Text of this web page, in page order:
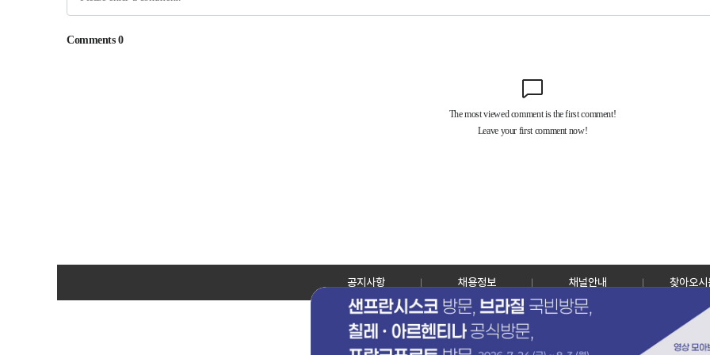
공지사항 채용정보 채널안내 찾아오시
30128 세종특별자치시 정부2청사로 13 한국정책방송원 KTV
TEL: 044-204-8000
Copyrightⓒ KTV 국민방송 All Rights Reserved.